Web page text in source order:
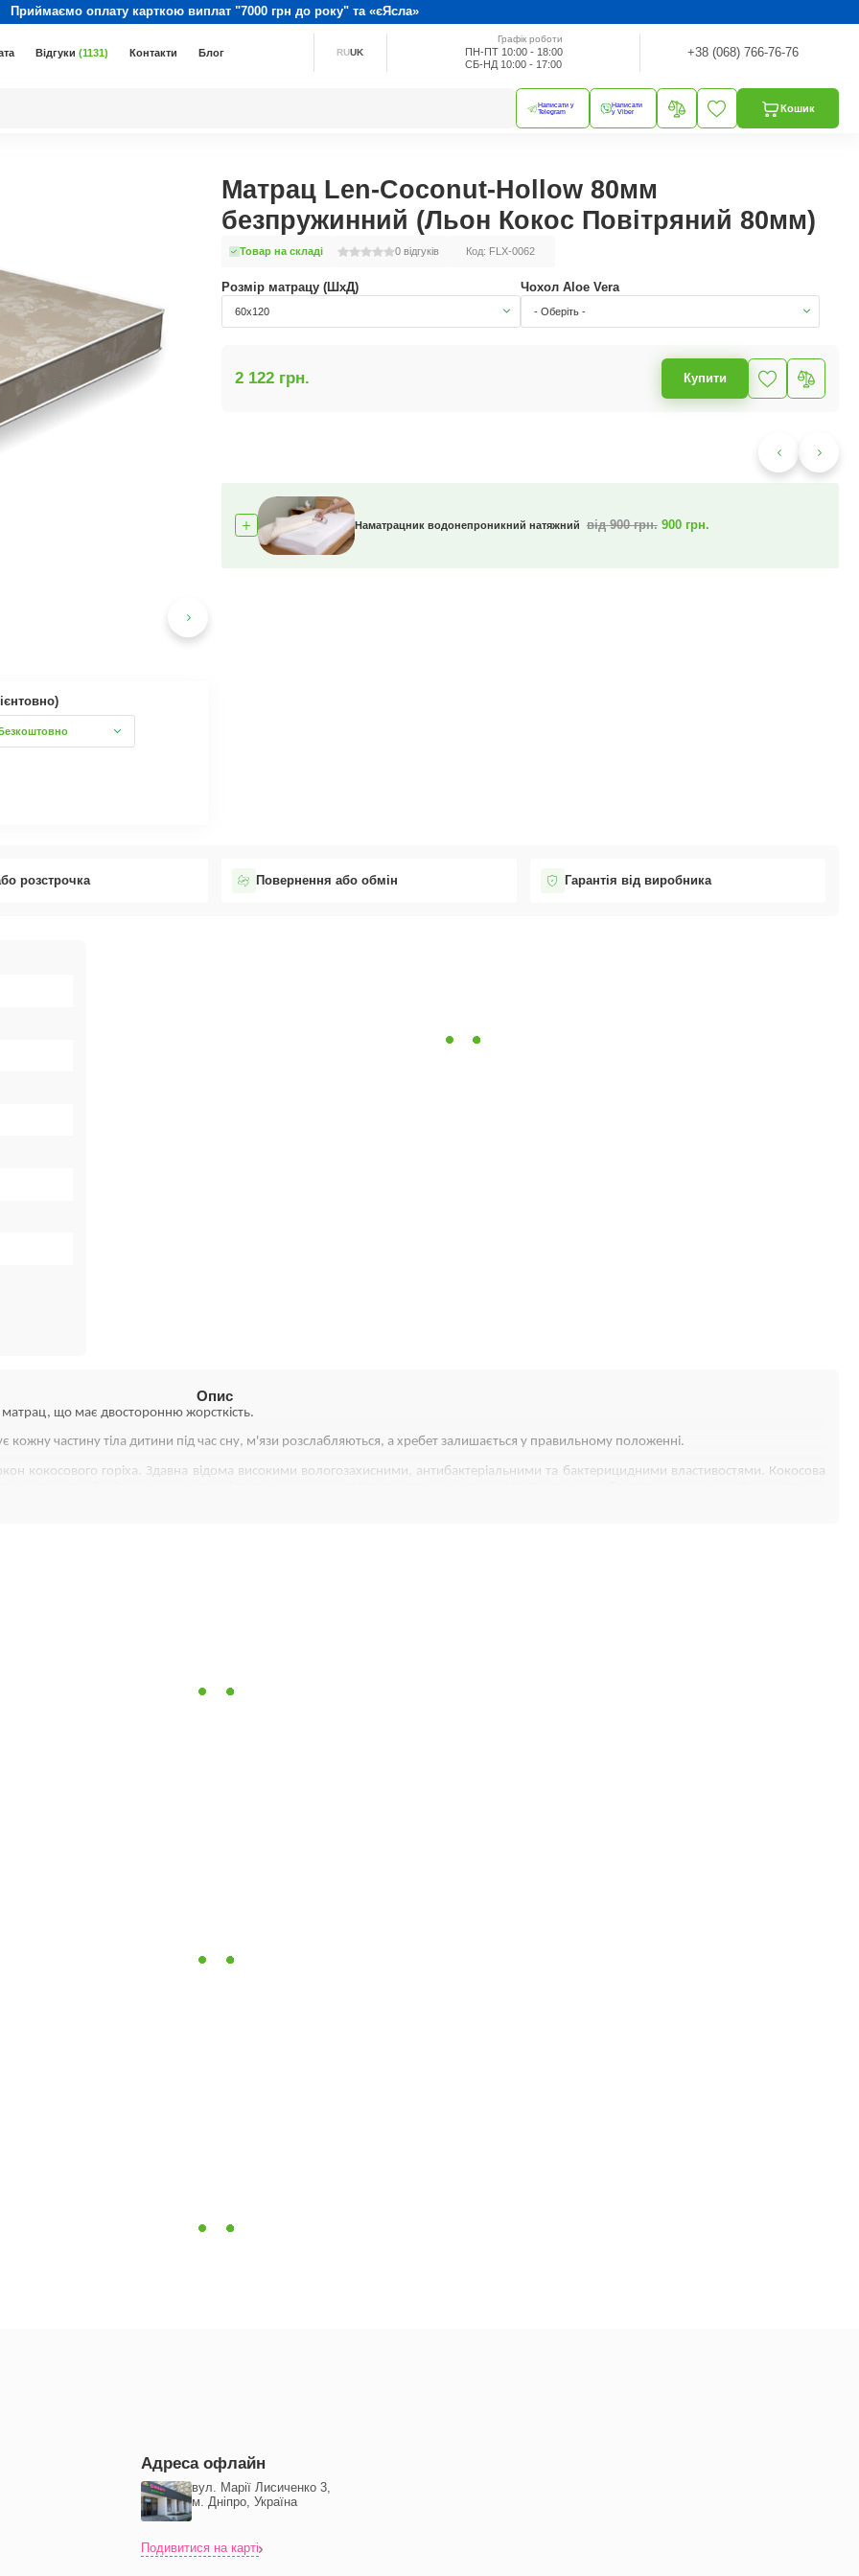
Приймаємо оплату карткою виплат "7000 грн до року" та «єЯсла»
Відгуки(1131) Контакти Блог RUUK
Графік роботи
ПН-ПТ 10:00 - 18:00
СБ-НД 10:00 - 17:00
+38 (068) 766-76-76
Написати у
Telegram
Написати
у Viber
Кошик
Безкоштовно
Матрац Len-Coconut-Hollow 80мм
безпружинний (Льон Кокос Повітряний 80мм)
Товар на складі 0 відгуків Код: FLX-0062
Розмір матрацу (ШхД)
60x120
Чохол Aloe Vera
- Оберіть -
2 122 грн. Купити
Наматрацник водонепроникний натяжний від 900 грн.900 грн.
розстрочка Повернення або обмін Гарантія від виробника
Опис
матрац, що має двосторонню жорсткість.
кожну частину тіла дитини під час сну, м'язи розслабляються, а хребет залишається у правильному положенні.
кокосового горіха. Здавна відома високими вологозахисними, антибактеріальними та бактерицидними властивостями. Кокосова
Адреса офлайн
вул. Марії Лисиченко 3,
м. Дніпро, Україна
Подивитися на карті